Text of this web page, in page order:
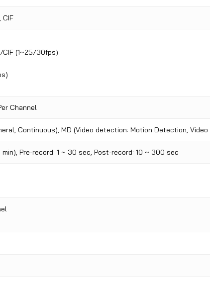
CIF
(1~25/30fps)
Channel
Continuous), MD (Video detection: Motion Detection, Video
Pre-record: 1 ~ 30 sec, Post-record: 10 ~ 300 sec